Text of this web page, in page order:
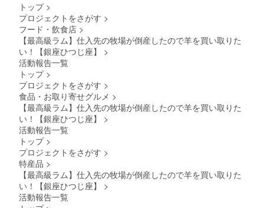
考欄に
トップ >
プロジェクトをさがす >
フード・飲食店 >
【最高級ラム】仕入先の牧場が倒産したので羊を買い取りた
い！【銀座ひつじ座】
>
活動報告一覧
トップ >
プロジェクトをさがす >
食品・お取り寄せグルメ >
【最高級ラム】仕入先の牧場が倒産したので羊を買い取りた
い！【銀座ひつじ座】
>
活動報告一覧
トップ >
プロジェクトをさがす >
特産品 >
【最高級ラム】仕入先の牧場が倒産したので羊を買い取りた
い！【銀座ひつじ座】
>
活動報告一覧